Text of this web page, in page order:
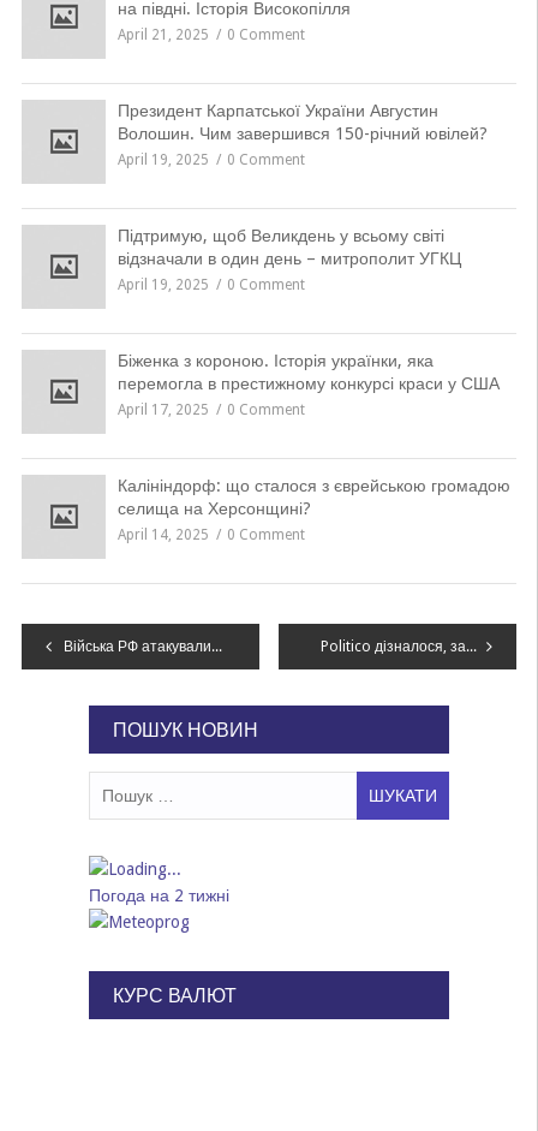
на півдні. Історія Високопілля
April 21, 2025 0 Comment
Президент Карпатської України Августин
Волошин. Чим завершився 150-річний ювілей?
April 19, 2025 0 Comment
Підтримую, щоб Великдень у всьому світі
відзначали в один день – митрополит УГКЦ
April 19, 2025 0 Comment
Біженка з короною. Історія українки, яка
перемогла в престижному конкурсі краси у США
April 17, 2025 0 Comment
Калініндорф: що сталося з єврейською громадою
селища на Херсонщині?
April 14, 2025 0 Comment
Навігація
Війська РФ атакували Одещину, одна людина поранена, пошкоджені дитсадок й енергоінфраструктура Politico дізналося, за якої умови Україна готова до послаблення санкцій проти РФ
ПОШУК НОВИН
Погода на 2 тижні
КУРС ВАЛЮТ